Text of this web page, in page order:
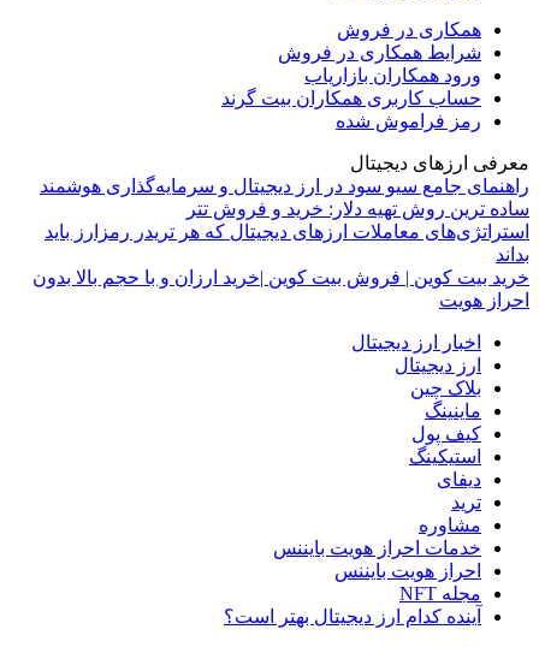
همکاری در فروش
شرایط همکاری در فروش
ورود همکاران بازاریاب
حساب کاربری همکاران بیت گرند
رمز فراموش شده
معرفی ارزهای دیجیتال
راهنمای جامع سیو سود در ارز دیجیتال و سرمایه‌گذاری هوشمند
ساده ترین روش تهیه دلار: خرید و فروش تتر
استراتژی‌های معاملات ارزهای دیجیتال که هر تریدر رمزارز باید
بداند
خرید بیت کوین | فروش بیت کوین |خرید ارزان و با حجم بالا بدون
احراز هویت
اخبار ارز دیجیتال
ارز دیجیتال
بلاک‌ چین
ماینینگ
کیف پول
استیکینگ
دیفای
ترید
مشاوره
خدمات احراز هویت بایننس
احراز هویت بایننس
مجله NFT
آینده کدام ارز دیجیتال بهتر است؟